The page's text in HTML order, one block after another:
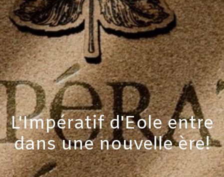
L'Impératif d'Eole entre
dans une nouvelle ère!